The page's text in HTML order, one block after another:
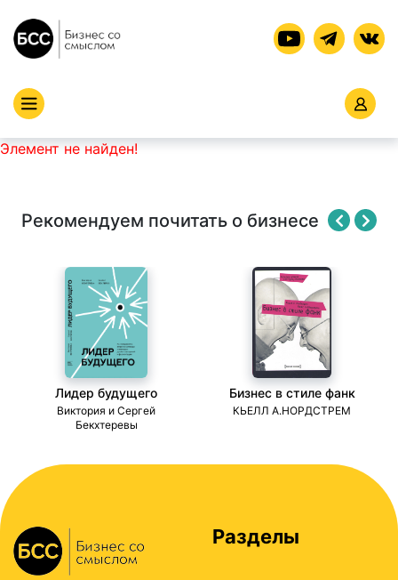
Элемент не найден!
Рекомендуем почитать о бизнесе
Лидер будущего
Виктория и Сергей
Бекхтеревы
Бизнес в стиле фанк
КЬЕЛЛ А.НОРДСТРЕМ
Разделы